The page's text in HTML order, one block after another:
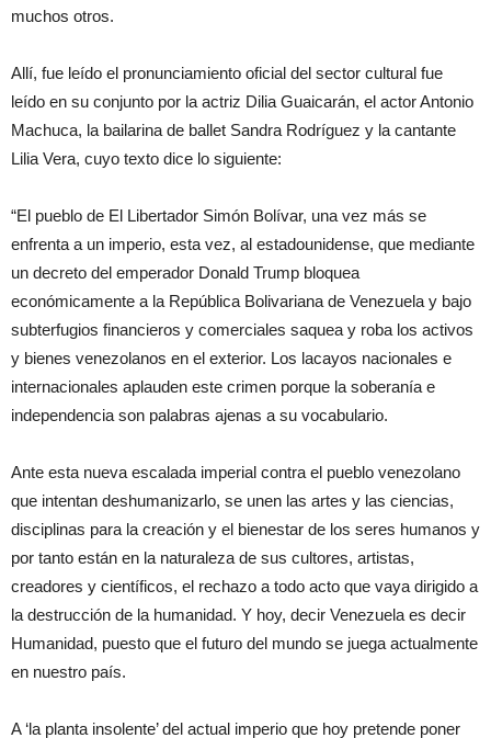
muchos otros.
Allí, fue leído el pronunciamiento oficial del sector cultural fue
leído en su conjunto por la actriz Dilia Guaicarán, el actor Antonio
Machuca, la bailarina de ballet Sandra Rodríguez y la cantante
Lilia Vera, cuyo texto dice lo siguiente:
“El pueblo de El Libertador Simón Bolívar, una vez más se
enfrenta a un imperio, esta vez, al estadounidense, que mediante
un decreto del emperador Donald Trump bloquea
económicamente a la República Bolivariana de Venezuela y bajo
subterfugios financieros y comerciales saquea y roba los activos
y bienes venezolanos en el exterior. Los lacayos nacionales e
internacionales aplauden este crimen porque la soberanía e
independencia son palabras ajenas a su vocabulario.
Ante esta nueva escalada imperial contra el pueblo venezolano
que intentan deshumanizarlo, se unen las artes y las ciencias,
disciplinas para la creación y el bienestar de los seres humanos y
por tanto están en la naturaleza de sus cultores, artistas,
creadores y científicos, el rechazo a todo acto que vaya dirigido a
la destrucción de la humanidad. Y hoy, decir Venezuela es decir
Humanidad, puesto que el futuro del mundo se juega actualmente
en nuestro país.
A ‘la planta insolente’ del actual imperio que hoy pretende poner